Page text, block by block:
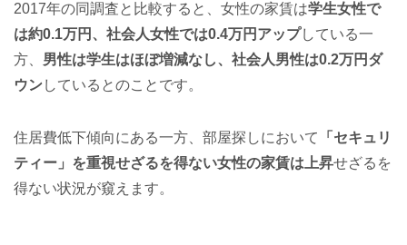
2017年の同調査と比較すると、女性の家賃は学生女性で
は約0.1万円、社会人女性では0.4万円アップしている一
方、 男性は学生はほぼ増減なし、社会人男性は0.2万円ダ
ウンしているとのことです。
住居費低下傾向にある一方、部屋探しにおいて
「セキュリ
ティー」を重視せざるを得ない女性の家賃は上昇せざるを
得ない状況が窺えます。